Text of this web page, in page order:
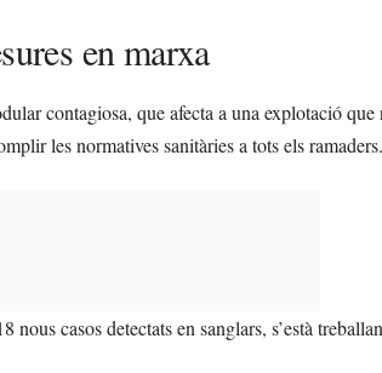
en marxa
contagiosa, que afecta a una explotació
les normatives sanitàries a tots els ramaders.
nous casos detectats en sanglars, s’està